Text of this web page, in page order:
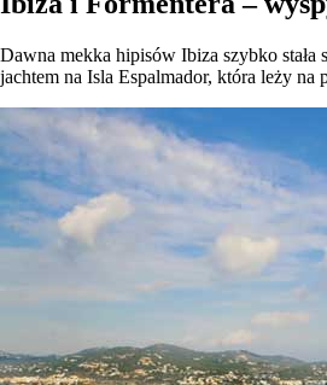
Dawna mekka hipisów Ibiza szybko
jachtem na Isla Espalmador, która leży